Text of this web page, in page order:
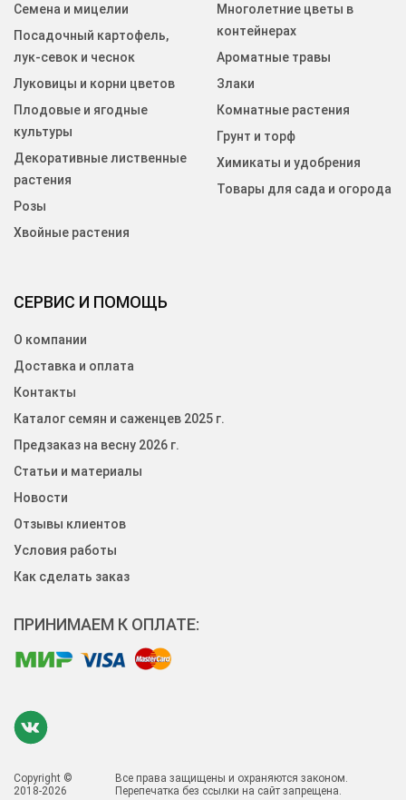
СЕРВИС И ПОМОЩЬ
О компании
Доставка и оплата
Контакты
Каталог семян и саженцев 2025 г.
Предзаказ на весну 2026 г.
Статьи и материалы
Новости
Отзывы клиентов
Условия работы
Как сделать заказ
Семена и мицелии
Посадочный картофель,
лук-севок и чеснок
Луковицы и корни цветов
Плодовые и ягодные
культуры
Декоративные лиственные
растения
Розы
Хвойные растения
Многолетние цветы в
контейнерах
Ароматные травы
Злаки
Комнатные растения
Грунт и торф
Химикаты и удобрения
Товары для сада и огорода
ПРИНИМАЕМ К ОПЛАТЕ:
Copyright ©
2018-2026
Все права защищены и охраняются законом.
Перепечатка без ссылки на сайт запрещена.